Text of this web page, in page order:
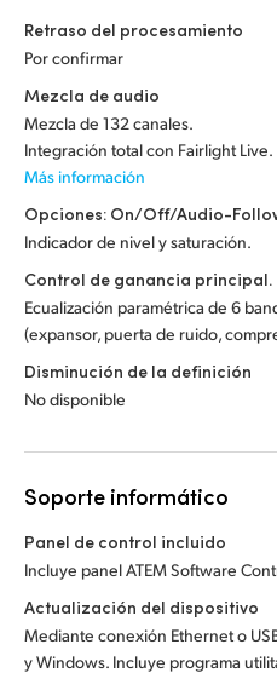
Retraso del procesamiento
Por confirmar
Mezcla de audio
Mezcla de 132 canales.
Integración total con Fairlight Live.
Más información
Opciones: On/Off/Audio-
Indicador de nivel y saturación.
Control de ganancia principal.
Ecualización paramétrica de 6
(expansor, puerta de ruido,
Disminución de la definición
No disponible
Soporte informático
Panel de control incluido
Incluye panel ATEM Software
Actualización del dispositivo
Mediante conexión Ethernet o
y Windows. Incluye programa